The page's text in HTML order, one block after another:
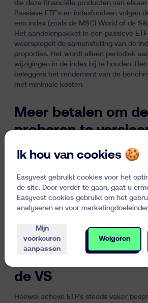
die deze financiële producten van elkaar
Passieve ETF's en indexfondsen volgen
een index (zoals de MSCI World of de
Het aandelenpakket in een passieve
weerspiegelt de samenstelling van de
proporties. Het wordt alleen periodiek
wijzigingen in de index bij te houden.
beleggers het rendement van de
met minimale kosten.
Meer betalen om
proberen te
Actieve ETF’s en fondsen bevatten ook
aandelen, maar dit wordt actief
aandelen variëren afhankelijk van de
dat probeert marktvoordelen te
benchmarkindex te verslaan. Deze
kosten met zich mee, vooral voor
distributiekosten en soms aanzienlijke
de VS
Hoewel actieve ETF’s steeds vaker
Ik hou van cookies 🍪
Easyvest gebruikt cookies voor het
de site. Door verder te gaan, gaat u
Easyvest cookies gebruikt om het
analyseren en voor
Mijn
voorkeuren
aanpassen
Weigeren